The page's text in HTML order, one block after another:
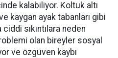
kalabiliyor. Koltuk altı
kaygan ayak tabanları gibi
sıkıntılara neden
olan bireyler sosyal
ve özgüven kaybı